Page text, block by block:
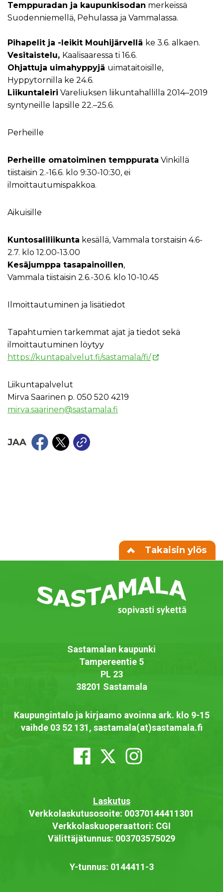
Temppuradan ja kaupunkisodan merkeissä
Suodenniemellä, Pehulassa ja Vammalassa.
Pihapelit ja -leikit Mouhijärvellä ke 3.6. alkaen.
Vesitaistelu, Kaalisaaressa ti 16.6.
Ohjattuja uimahyppyjä uimataitoisille,
Hyppytornilla ke 24.6.
Liikuntaleiri Vareliuksen liikuntahallilla 2014–2019
syntyneille lapsille 22.–25.6.
Perheille
Perheille omatoiminen temppurata Vinkillä
tiistaisin 2.-16.6. klo 9:30-10:30, ei
ilmoittautumispakkoa.
Aikuisille
Kuntosaliliikunta kesällä, Vammala torstaisin 4.6-
2.7. klo 12.00-13.00
Kesäjumppa tasapainoillen,
Vammala tiistaisin 2.6.-30.6. klo 10-10.45
Ilmoittautuminen ja lisätiedot
Tapahtumien tarkemmat ajat ja tiedot sekä
ilmoittautuminen löytyy
https://kuntapalvelut.fi/sastamala/fi/
Liikuntapalvelut
Mirva Saarinen p. 050 520 4219
mirva.saarinen@sastamala.fi
JAA
Takaisin ylös
Sastamalan kaupunki
Tampereentie 5
PL 23
38201 Sastamala
Kaupungintalo ja kirjaamo avoinna ark. klo 9-15
vaihde 03 52 131, sastamala(at)sastamala.fi
Laskutus
Verkkolaskutusosoite: 00370144411301
Verkkolaskuoperaattori: CGI
Välittäjätunnus: 003703575029
Y-tunnus: 0144411-3